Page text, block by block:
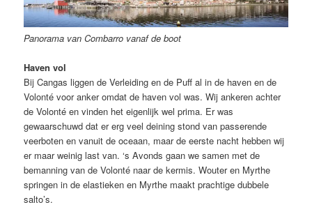
Panorama van Combarro vanaf de boot
Haven vol
Bij Cangas liggen de Verleiding en de Puff al in de haven en de
Volonté voor anker omdat de haven vol was. Wij ankeren achter
de Volonté en vinden het eigenlijk wel prima. Er was
gewaarschuwd dat er erg veel deining stond van passerende
veerboten en vanuit de oceaan, maar de eerste nacht hebben wij
er maar weinig last van. ‘s Avonds gaan we samen met de
bemanning van de Volonté naar de kermis. Wouter en Myrthe
springen in de elastieken en Myrthe maakt prachtige dubbele
salto’s.